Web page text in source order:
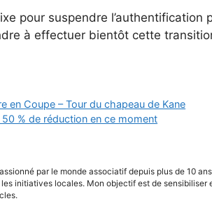
pour suspendre l’authentification
à effectuer bientôt cette
en Coupe – Tour du chapeau de Kane
% de réduction en ce moment
par le monde associatif depuis plus de 10
initiatives locales. Mon objectif est de sensibiliser